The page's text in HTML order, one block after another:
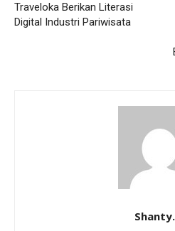
Traveloka Berikan Literasi
Digital Industri Pariwisata